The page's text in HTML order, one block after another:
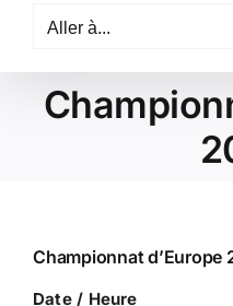
Aller à...
Championnat d’Europe
Date / Heure